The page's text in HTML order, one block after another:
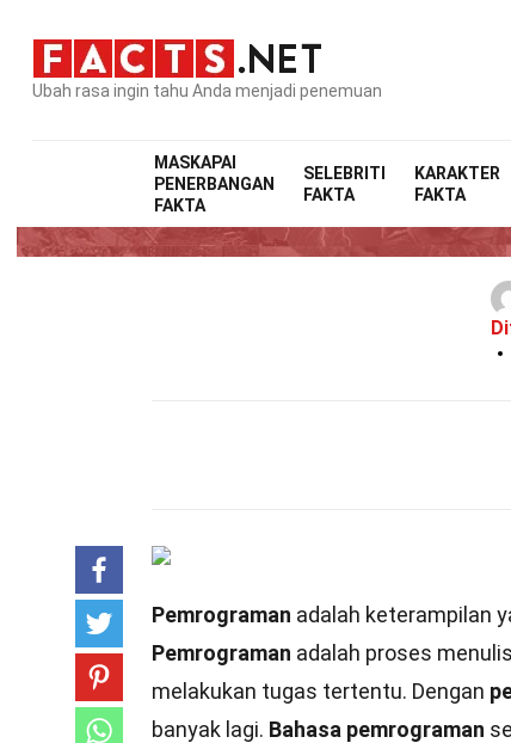
Ubah rasa ingin tahu Anda menjadi penemuan
MASKAPAI
PENERBANGAN
FAKTA
SELEBRITI
FAKTA
KARAKTER
FAKTA
Pemrograman adalah keterampilan
Pemrograman adalah proses
melakukan tugas tertentu. Dengan
banyak lagi. Bahasa pemrograman